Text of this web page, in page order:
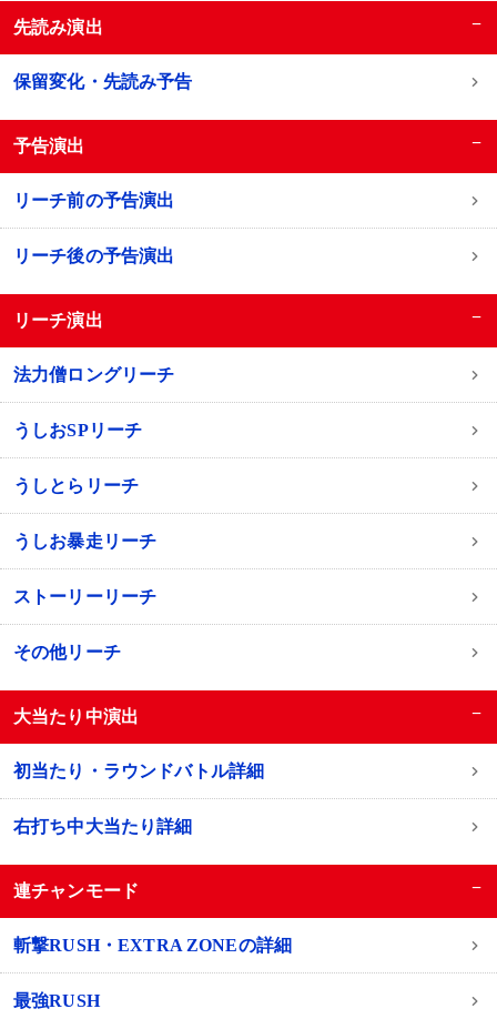
先読み演出 −
保留変化・先読み予告
予告演出 −
リーチ前の予告演出
リーチ後の予告演出
リーチ演出 −
法力僧ロングリーチ
うしおSPリーチ
うしとらリーチ
うしお暴走リーチ
ストーリーリーチ
その他リーチ
大当たり中演出 −
初当たり・ラウンドバトル詳細
右打ち中大当たり詳細
連チャンモード −
斬撃RUSH・EXTRA ZONEの詳細
最強RUSH